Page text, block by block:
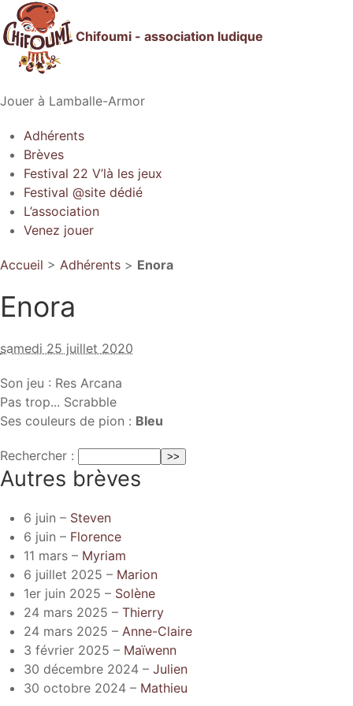
Chifoumi - association ludique
Jouer à Lamballe-Armor
Adhérents
Brèves
Festival 22 V’là les jeux
Festival @site dédié
L’association
Venez jouer
Accueil > Adhérents > Enora
Enora
samedi 25 juillet 2020
Son jeu : Res Arcana
Pas trop... Scrabble
Ses couleurs de pion : Bleu
Rechercher :
Autres brèves
6 juin – Steven
6 juin – Florence
11 mars – Myriam
6 juillet 2025 – Marion
1er juin 2025 – Solène
24 mars 2025 – Thierry
24 mars 2025 – Anne-Claire
3 février 2025 – Maïwenn
30 décembre 2024 – Julien
30 octobre 2024 – Mathieu